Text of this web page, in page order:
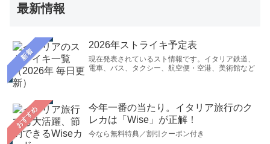
最新情報
新着
2026年ストライキ予定表
現在発表されているスト情報です。イタリア鉄道、
電車、バス、タクシー、航空便・空港、美術館など
おすすめ
今年一番の当たり。イタリア旅行のク
レカは「Wise」が正解！
今なら無料特典／割引クーポン付き